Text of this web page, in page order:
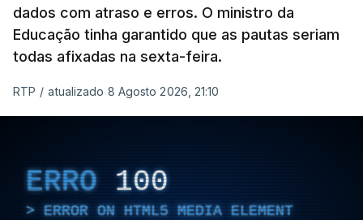
dados com atraso e erros. O ministro da
Educação tinha garantido que as pautas seriam
todas afixadas na sexta-feira.
RTP / atualizado 8 Agosto 2026, 21:10
ERRO 100
ERROR ON HTML5 MEDIA ELEMENT